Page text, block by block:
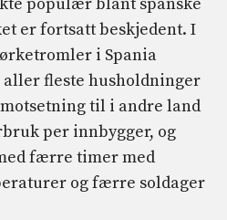
er fortsatt beskjedent. I
i Spania
fleste husholdninger
til i andre land
per innbygger, og
færre timer med
og færre soldager